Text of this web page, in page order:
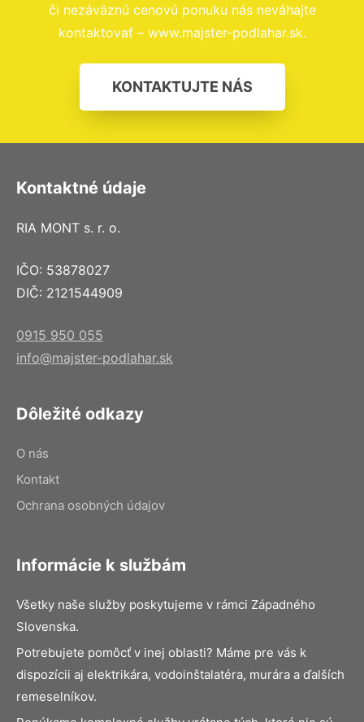
či nezáväznú cenovú ponuku nás neváhajte
kontaktovať – www.majster-podlahar.sk.
KONTAKTUJTE NÁS
Kontaktné údaje
RIA MONT s. r. o.
IČO: 53878027
DIČ: 2121544909
0915 950 055
info@majster-podlahar.sk
Dôležité odkazy
O nás
Kontakt
Ochrana osobných údajov
Informácie k službám
Všetky naše služby poskytujeme v rámci Západného
Slovenska.
Potrebujete pomôcť v inej oblasti? Máme pre vás k
dispozícii aj elektrikára, vodoinštalatéra, murára a ďalších
remeselníkov.